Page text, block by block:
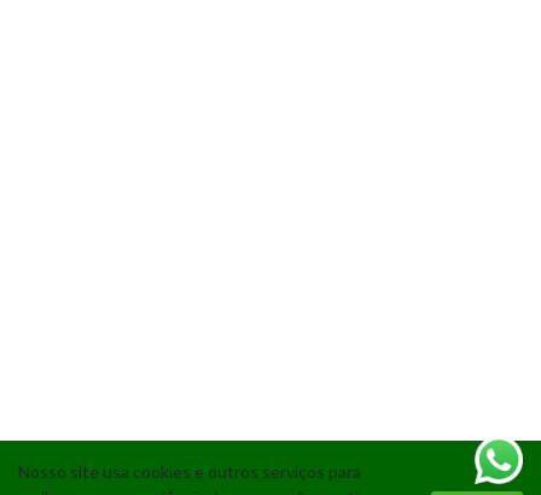
Nosso site usa cookies e outros serviços para